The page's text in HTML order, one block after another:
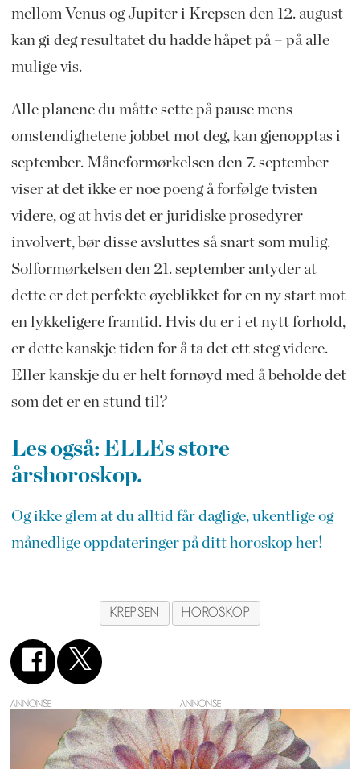
mellom Venus og Jupiter i Krepsen den 12. august
kan gi deg resultatet du hadde håpet på – på alle
mulige vis.
Alle planene du måtte sette på pause mens
omstendighetene jobbet mot deg, kan gjenopptas i
september. Måneformørkelsen den 7. september
viser at det ikke er noe poeng å forfølge tvisten
videre, og at hvis det er juridiske prosedyrer
involvert, bør disse avsluttes så snart som mulig.
Solformørkelsen den 21. september antyder at
dette er det perfekte øyeblikket for en ny start mot
en lykkeligere framtid. Hvis du er i et nytt forhold,
er dette kanskje tiden for å ta det ett steg videre.
Eller kanskje du er helt fornøyd med å beholde det
som det er en stund til?
Les også: ELLEs store
årshoroskop.
Og ikke glem at du alltid får daglige, ukentlige og
månedlige oppdateringer på ditt horoskop her!
KREPSEN HOROSKOP
ANNONSE